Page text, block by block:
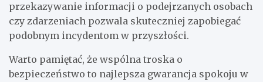
przekazywanie informacji o podejrzanych osobach
czy zdarzeniach pozwala skuteczniej zapobiegać
podobnym incydentom w przyszłości.
Warto pamiętać, że wspólna troska o
bezpieczeństwo to najlepsza gwarancja spokoju w